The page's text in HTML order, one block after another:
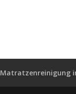
Matratzenreinigung